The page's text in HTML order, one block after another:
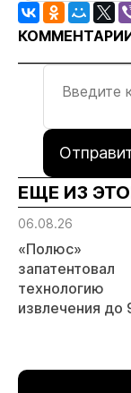
ЕЩЕ ИЗ
06.08.26
«Полюс»
запатентовал
технологию
извлечения до
шлака